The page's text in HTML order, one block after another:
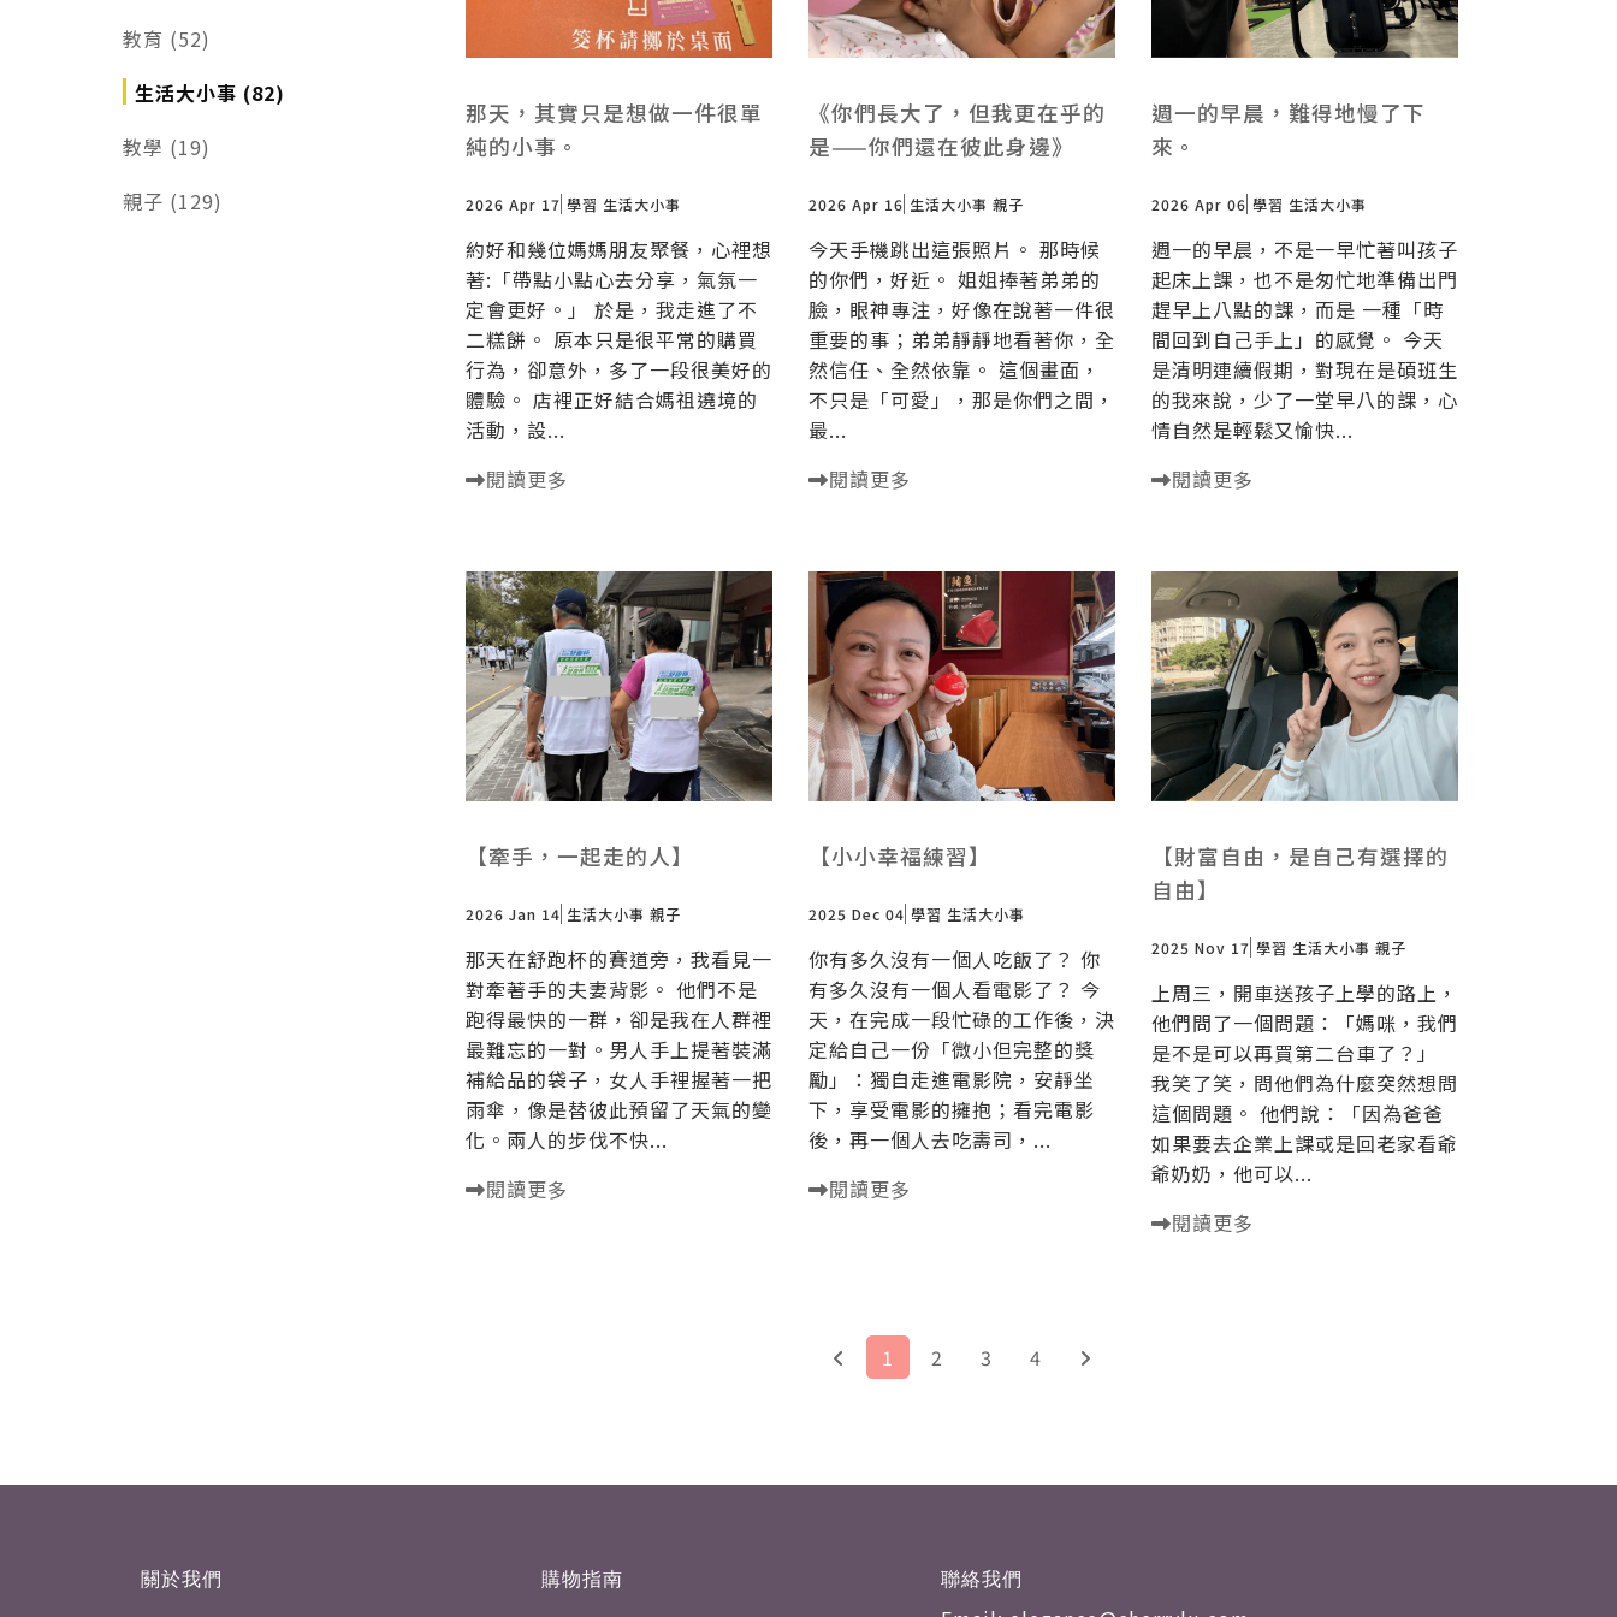
教育 (52)
生活大小事 (82)
教學 (19)
親子 (129)
那天，其實只是想做一件很單
純的小事。
2026 Apr 17 學習 生活大小事
約好和幾位媽媽朋友聚餐，心裡想
著:「帶點小點心去分享，氣氛一
定會更好。」 於是，我走進了不
二糕餅。 原本只是很平常的購買
行為，卻意外，多了一段很美好的
體驗。 店裡正好結合媽祖遶境的
活動，設...
閱讀更多
《你們長大了，但我更在乎的
是——你們還在彼此身邊》
2026 Apr 16 生活大小事 親子
今天手機跳出這張照片。 那時候
的你們，好近。 姐姐捧著弟弟的
臉，眼神專注，好像在說著一件很
重要的事；弟弟靜靜地看著你，全
然信任、全然依靠。 這個畫面，
不只是「可愛」，那是你們之間，
最...
閱讀更多
週一的早晨，難得地慢了下
來。
2026 Apr 06 學習 生活大小事
週一的早晨，不是一早忙著叫孩子
起床上課，也不是匆忙地準備出門
趕早上八點的課，而是 一種「時
間回到自己手上」的感覺。 今天
是清明連續假期，對現在是碩班生
的我來說，少了一堂早八的課，心
情自然是輕鬆又愉快...
閱讀更多
【牽手，一起走的人】
2026 Jan 14 生活大小事 親子
那天在舒跑杯的賽道旁，我看見一
對牽著手的夫妻背影。 他們不是
跑得最快的一群，卻是我在人群裡
最難忘的一對。男人手上提著裝滿
補給品的袋子，女人手裡握著一把
雨傘，像是替彼此預留了天氣的變
化。兩人的步伐不快...
閱讀更多
【小小幸福練習】
2025 Dec 04 學習 生活大小事
你有多久沒有一個人吃飯了？ 你
有多久沒有一個人看電影了？ 今
天，在完成一段忙碌的工作後，決
定給自己一份「微小但完整的獎
勵」：獨自走進電影院，安靜坐
下，享受電影的擁抱；看完電影
後，再一個人去吃壽司，...
閱讀更多
【財富自由，是自己有選擇的
自由】
2025 Nov 17 學習 生活大小事 親子
上周三，開車送孩子上學的路上，
他們問了一個問題：「媽咪，我們
是不是可以再買第二台車了？」
我笑了笑，問他們為什麼突然想問
這個問題。 他們說：「因為爸爸
如果要去企業上課或是回老家看爺
爺奶奶，他可以...
閱讀更多
1 2 3 4
關於我們 購物指南 聯絡我們